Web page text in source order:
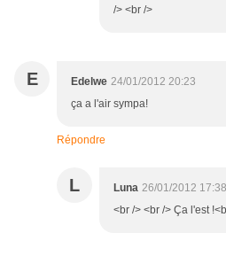
/> <br />
E Edelwe 24/01/2012 20:23
ça a l'air sympa!
Répondre
L Luna 26/01/2012 17:38
<br /> <br /> Ça l'est